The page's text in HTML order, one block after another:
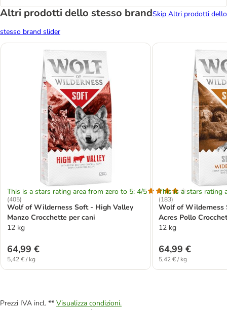
Altri prodotti dello stesso brandSkip Altri prodotti dello
stesso brand slider
This is a stars rating area from zero to 5: 4/5
(405)
Wolf of Wilderness Soft - High Valley
Manzo Crocchette per cani
12 kg
64,99 €
5,42 € / kg
This is a stars rating
(183)
Wolf of Wilderness
Acres Pollo
12 kg
64,99 €
5,42 € / kg
Prezzi IVA incl. ** Visualizza condizioni.